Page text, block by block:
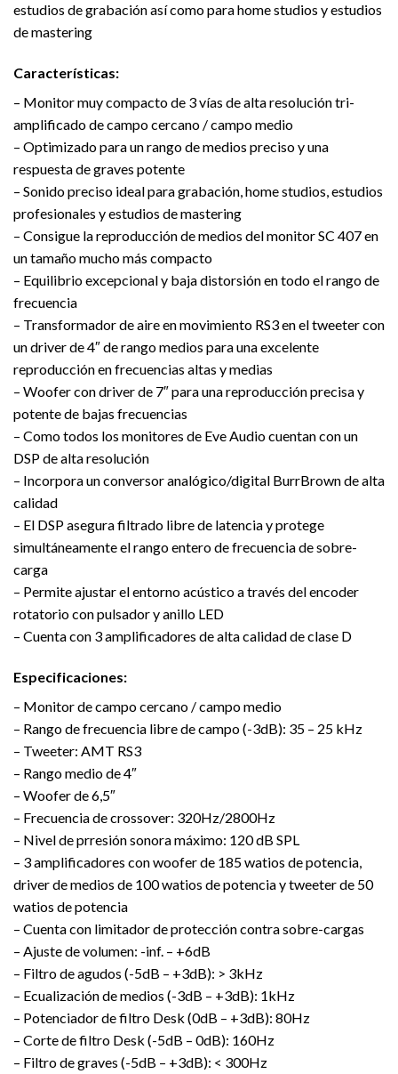
estudios de grabación así como para home studios y estudios
de mastering
Características:
– Monitor muy compacto de 3 vías de alta resolución tri-
amplificado de campo cercano / campo medio
– Optimizado para un rango de medios preciso y una
respuesta de graves potente
– Sonido preciso ideal para grabación, home studios, estudios
profesionales y estudios de mastering
– Consigue la reproducción de medios del monitor SC 407 en
un tamaño mucho más compacto
– Equilibrio excepcional y baja distorsión en todo el rango de
frecuencia
– Transformador de aire en movimiento RS3 en el tweeter con
un driver de 4″ de rango medios para una excelente
reproducción en frecuencias altas y medias
– Woofer con driver de 7″ para una reproducción precisa y
potente de bajas frecuencias
– Como todos los monitores de Eve Audio cuentan con un
DSP de alta resolución
– Incorpora un conversor analógico/digital BurrBrown de alta
calidad
– El DSP asegura filtrado libre de latencia y protege
simultáneamente el rango entero de frecuencia de sobre-
carga
– Permite ajustar el entorno acústico a través del encoder
rotatorio con pulsador y anillo LED
– Cuenta con 3 amplificadores de alta calidad de clase D
Especificaciones:
– Monitor de campo cercano / campo medio
– Rango de frecuencia libre de campo (-3dB): 35 – 25 kHz
– Tweeter: AMT RS3
– Rango medio de 4″
– Woofer de 6,5″
– Frecuencia de crossover: 320Hz/2800Hz
– Nivel de prresión sonora máximo: 120 dB SPL
– 3 amplificadores con woofer de 185 watios de potencia,
driver de medios de 100 watios de potencia y tweeter de 50
watios de potencia
– Cuenta con limitador de protección contra sobre-cargas
– Ajuste de volumen: -inf. – +6dB
– Filtro de agudos (-5dB – +3dB): > 3kHz
– Ecualización de medios (-3dB – +3dB): 1kHz
– Potenciador de filtro Desk (0dB – +3dB): 80Hz
– Corte de filtro Desk (-5dB – 0dB): 160Hz
– Filtro de graves (-5dB – +3dB): < 300Hz